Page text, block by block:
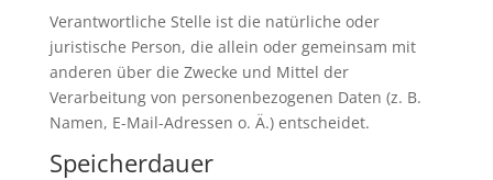
Verantwortliche Stelle ist die natürliche oder
juristische Person, die allein oder gemeinsam mit
anderen über die Zwecke und Mittel der
Verarbeitung von personenbezogenen Daten (z. B.
Namen, E-Mail-Adressen o. Ä.) entscheidet.
Speicherdauer